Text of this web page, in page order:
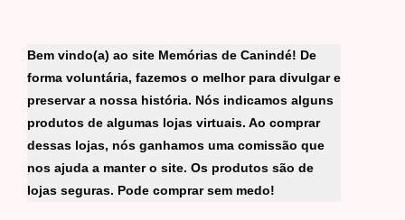
Bem vindo(a) ao site Memórias de Canindé! De
forma voluntária, fazemos o melhor para divulgar e
preservar a nossa história. Nós indicamos alguns
produtos de algumas lojas virtuais. Ao comprar
dessas lojas, nós ganhamos uma comissão que
nos ajuda a manter o site. Os produtos são de
lojas seguras. Pode comprar sem medo!